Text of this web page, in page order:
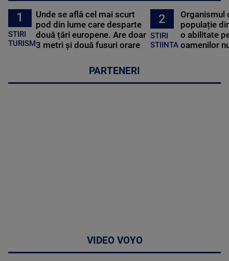
1
STIRI
TURISM
Unde se află cel mai scurt
pod din lume care desparte
două țări europene. Are doar
3 metri și două fusuri orare
2
STIRI
STIINTA
Organismul
populație
o abilitate
oamenilor
PARTENERI
VIDEO VOYO